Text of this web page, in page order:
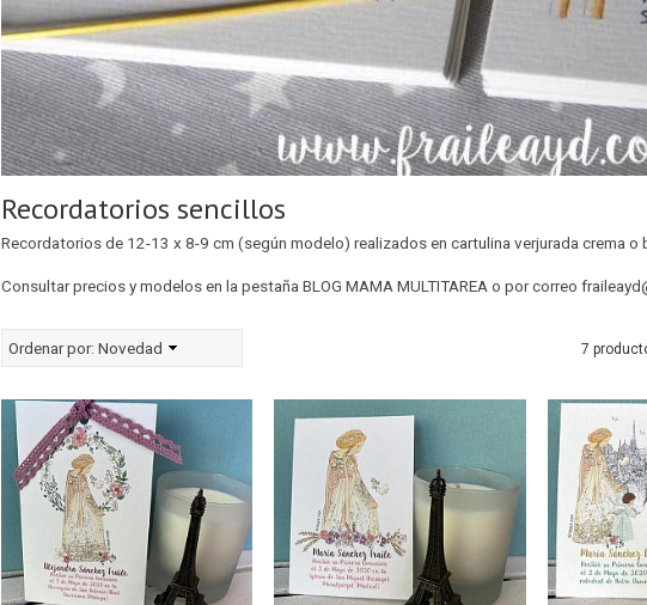
Recordatorios sencillos
Recordatorios de 12-13 x 8-9 cm (según modelo) realizados en cartulina verjurada crema o
Consultar precios y modelos en la pestaña BLOG MAMA MULTITAREA o por correo
Ordenar por: Novedad 7